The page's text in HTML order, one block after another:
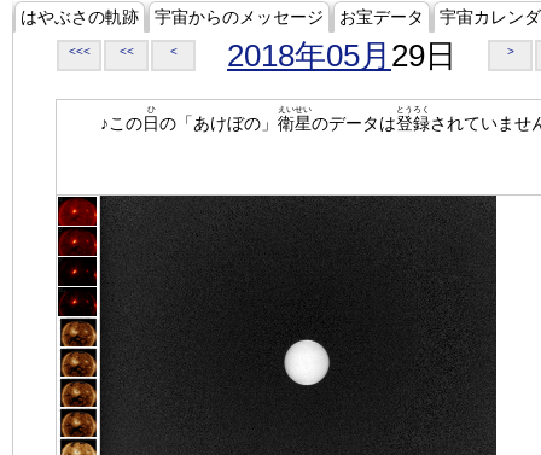
はやぶさの軌跡 宇宙からのメッセージ お宝データ 宇宙カレン
<<< << < 2018年05月 29日 >
♪この日
ひ
の「あけぼの」 衛星
えいせい
のデータは登録
とうろく
されていませ